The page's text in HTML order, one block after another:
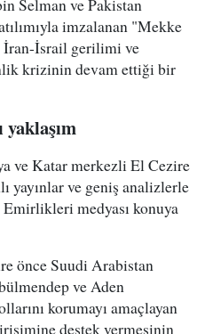
Selman ve Pakistan
imzalanan "Mekke
İran-İsrail gerilimi ve
krizinin devam ettiği bir
ve Katar merkezli El Cezire
yayınlar ve geniş analizlerle
medyası konuya
önce Suudi Arabistan
ve Aden
korumayı amaçlayan
destek vermesinin